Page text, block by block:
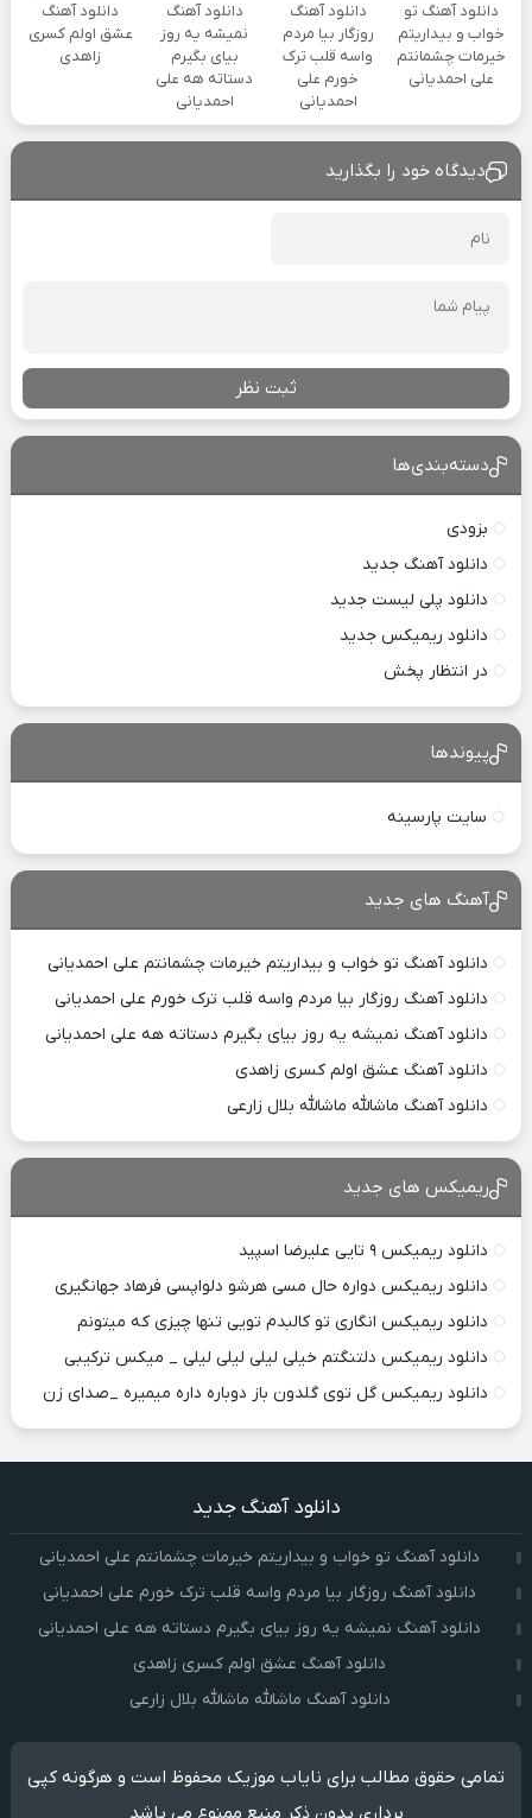
دانلود آهنگ تو
خواب و بیداریتم
خیرمات چشمانتم
علی احمدیانی
دانلود آهنگ
روزگار بیا مردم
واسه قلب ترک
خورم علی
احمدیانی
دانلود آهنگ
نمیشه یه روز
بیای بگیرم
دستاته هه علی
احمدیانی
دانلود آهنگ
عشق اولم کسری
زاهدی
دیدگاه خود را بگذارید
ثبت نظر
دسته‌بندی‌ها
بزودی
دانلود آهنگ جدید
دانلود پلی لیست جدید
دانلود ریمیکس جدید
در انتظار پخش
پیوندها
سایت پارسینه
آهنگ های جدید
دانلود آهنگ تو خواب و بیداریتم خیرمات چشمانتم علی احمدیانی
دانلود آهنگ روزگار بیا مردم واسه قلب ترک خورم علی احمدیانی
دانلود آهنگ نمیشه یه روز بیای بگیرم دستاته هه علی احمدیانی
دانلود آهنگ عشق اولم کسری زاهدی
دانلود آهنگ ماشالله ماشالله بلال زارعی
ریمیکس های جدید
دانلود ریمیکس ۹ تایی علیرضا اسپید
دانلود ریمیکس دواره حال مسی هرشو دلواپسی فرهاد جهانگیری
دانلود ریمیکس انگاری تو کالبدم تویی تنها چیزی که میتونم
دانلود ریمیکس دلتنگتم خیلی لیلی لیلی لیلی _ میکس ترکیبی
دانلود ریمیکس گل توی گلدون باز دوباره داره میمیره _صدای زن
دانلود آهنگ جدید
دانلود آهنگ تو خواب و بیداریتم خیرمات چشمانتم علی احمدیانی
دانلود آهنگ روزگار بیا مردم واسه قلب ترک خورم علی احمدیانی
دانلود آهنگ نمیشه یه روز بیای بگیرم دستاته هه علی احمدیانی
دانلود آهنگ عشق اولم کسری زاهدی
دانلود آهنگ ماشالله ماشالله بلال زارعی
تمامی حقوق مطالب برای نایاب موزیک محفوظ است و هرگونه کپی